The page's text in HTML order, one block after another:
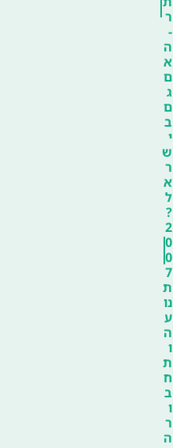
ר
-
ה
א
ם
ג
ם
ב
י
ש
ר
א
ל
?
2
0
0
7
ת
נו
ע
ה
ו
ת
ח
ב
ו
ר
ה